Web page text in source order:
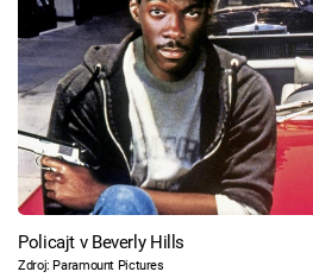
Policajt v Beverly Hills
Zdroj: Paramount Pictures